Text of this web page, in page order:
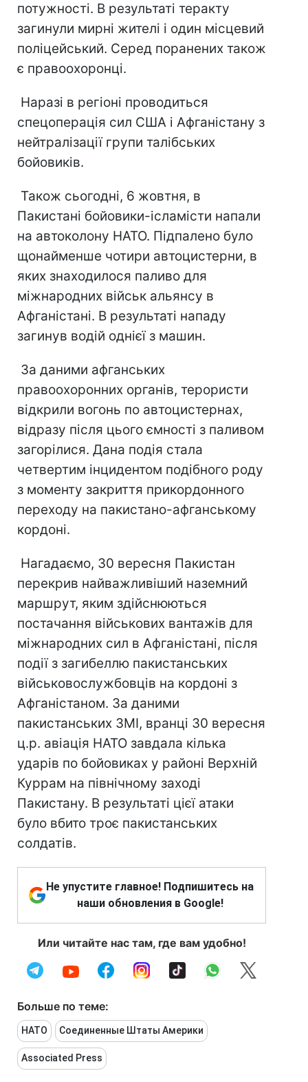
потужності. В результаті теракту
загинули мирні жителі і один місцевий
поліцейський. Серед поранених також
є правоохоронці.
Наразі в регіоні проводиться
спецоперація сил США і Афганістану з
нейтралізації групи талібських
бойовиків.
Також сьогодні, 6 жовтня, в
Пакистані бойовики-ісламісти напали
на автоколону НАТО. Підпалено було
щонайменше чотири автоцистерни, в
яких знаходилося паливо для
міжнародних військ альянсу в
Афганістані. В результаті нападу
загинув водій однієї з машин.
За даними афганських
правоохоронних органів, терористи
відкрили вогонь по автоцистернах,
відразу після цього ємності з паливом
загорілися. Дана подія стала
четвертим інцидентом подібного роду
з моменту закриття прикордонного
переходу на пакистано-афганському
кордоні.
Нагадаємо, 30 вересня Пакистан
перекрив найважливіший наземний
маршрут, яким здійснюються
постачання військових вантажів для
міжнародних сил в Афганістані, після
події з загибеллю пакистанських
військовослужбовців на кордоні з
Афганістаном. За даними
пакистанських ЗМІ, вранці 30 вересня
ц.р. авіація НАТО завдала кілька
ударів по бойовиках у районі Верхній
Куррам на північному заході
Пакистану. В результаті цієї атаки
було вбито троє пакистанських
солдатів.
Не упустите главное! Подпишитесь на
наши обновления в Google!
Или читайте нас там, где вам удобно!
Больше по теме:
НАТО Соединенные Штаты Америки
Associated Press